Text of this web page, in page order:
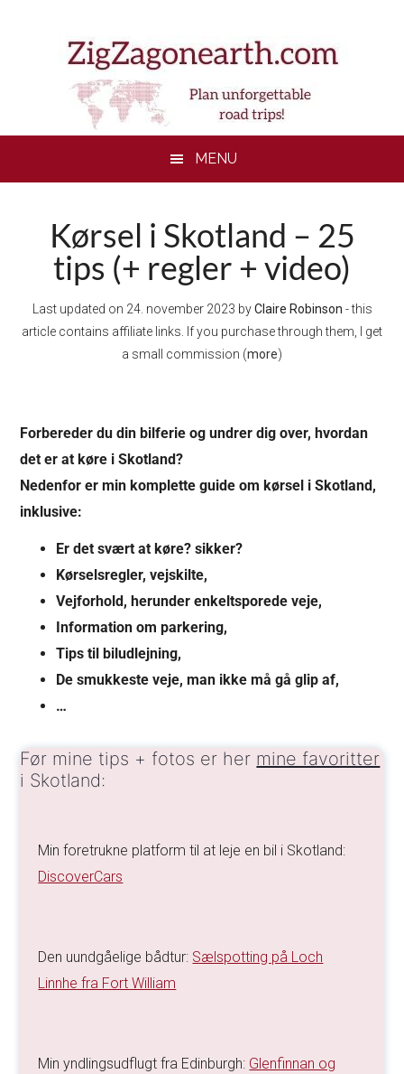
MENU
Kørsel i Skotland – 25
tips (+ regler + video)
Last updated on 24. november 2023 byClaire Robinson - this
article contains affiliate links. If you purchase through them, I get
a small commission (more)
Forbereder du din bilferie og undrer dig over, hvordan
det er at køre i Skotland?
Nedenfor er min komplette guide om kørsel i Skotland,
inklusive:
Er det svært at køre? sikker?
Kørselsregler, vejskilte,
Vejforhold, herunder enkeltsporede veje,
Information om parkering,
Tips til biludlejning,
De smukkeste veje, man ikke må gå glip af,
…
Før mine tips + fotos er her mine favoritter
i Skotland:
Min foretrukne platform til at leje en bil i Skotland:
DiscoverCars
Den uundgåelige bådtur: Sælspotting på Loch
Linnhe fra Fort William
Min yndlingsudflugt fra Edinburgh: Glenfinnan og